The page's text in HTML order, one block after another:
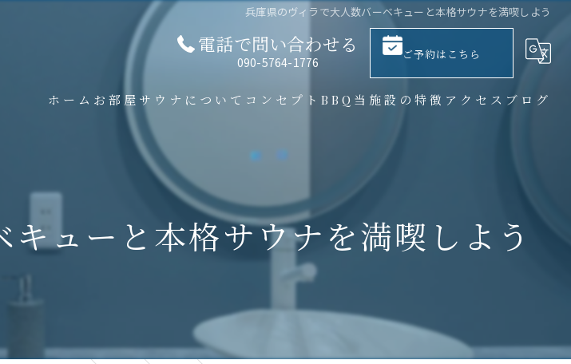
兵庫県のヴィラで大人数バーベキューと本格サウナを満喫しよう
​090-5764-1776
電話で問い合わせる ご予約はこちら
ホーム お部屋 サウナについて コンセプト BBQ 当施設の特徴
バーベキュー
アクセス ブログ
ューと本格サウナを満喫しよう